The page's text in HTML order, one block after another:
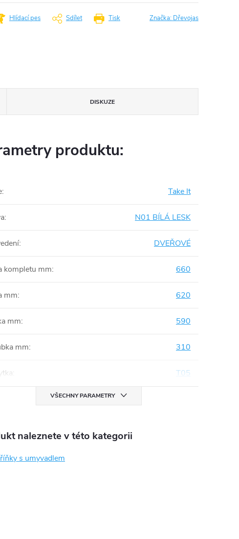
Tisk
Hlídací pes Sdílet Značka: Dřevojas
DISKUZE
produktu:
: Take It
: N01 BÍLÁ LESK
: DVEŘOVÉ
kompletu mm: 660
mm: 620
mm: 590
mm: 310
: T05
VŠECHNY PARAMETRY
naleznete v této kategorii
s umyvadlem